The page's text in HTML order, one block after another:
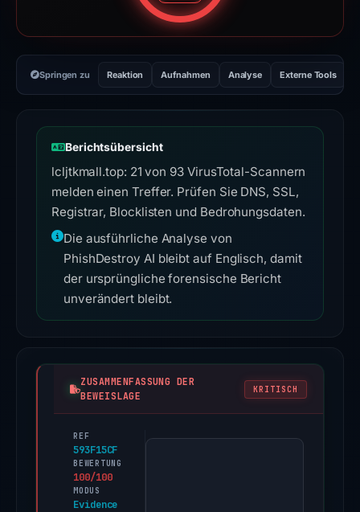
Springen zu Reaktion Aufnahmen Analyse Externe Tools
Berichtsübersicht
lcljtkmall.top: 21 von 93 VirusTotal-Scannern
melden einen Treffer. Prüfen Sie DNS, SSL,
Registrar, Blocklisten und Bedrohungsdaten.
Die ausführliche Analyse von
PhishDestroy AI bleibt auf Englisch, damit
der ursprüngliche forensische Bericht
unverändert bleibt.
ZUSAMMENFASSUNG DER
BEWEISLAGE
KRITISCH
REF
593F15CF
BEWERTUNG
100/100
MODUS
Evidence
PhishDestroy